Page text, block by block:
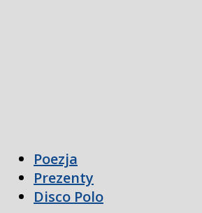
Poezja
Prezenty
Disco Polo